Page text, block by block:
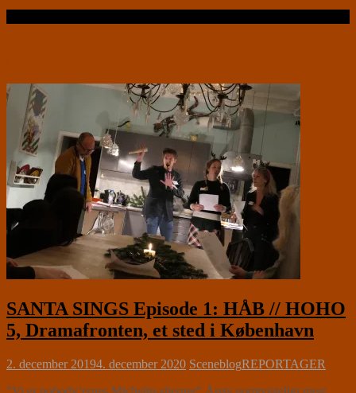
SANTA SINGS Episode 1: HÅB // HOHO
5, Dramafronten, et sted i København
2. december 20194. december 2020 SceneblogREPORTAGER